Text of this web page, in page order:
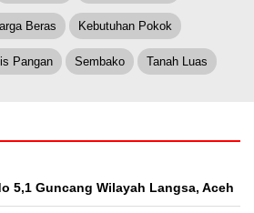
Beras Kebutuhan Pokok
Pangan Sembako Tanah Luas
5,1 Guncang Wilayah Langsa, Aceh